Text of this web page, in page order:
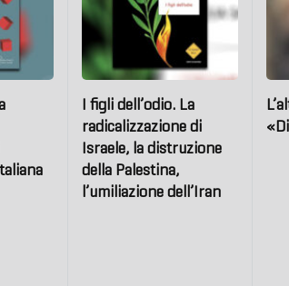
I figli dell’odio. La
radicalizzazione di
Israele, la distruzione
della Palestina,
l’umiliazione dell’Iran